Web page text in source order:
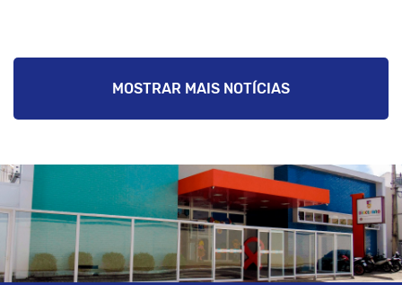
MOSTRAR MAIS NOTÍCIAS